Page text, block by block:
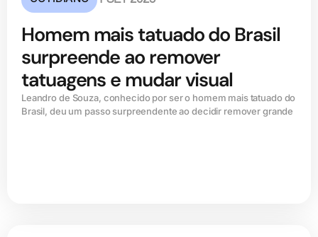
Homem mais tatuado do Brasil
surpreende ao remover
tatuagens e mudar visual
Leandro de Souza, conhecido por ser o homem mais tatuado do
Brasil, deu um passo surpreendente ao decidir remover grande